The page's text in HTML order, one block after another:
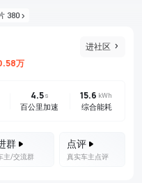
380
进社区
万
4.5 s
百公里加速
15.6 kWh
综合能耗
群
主/交流群
点评
真实车主点评